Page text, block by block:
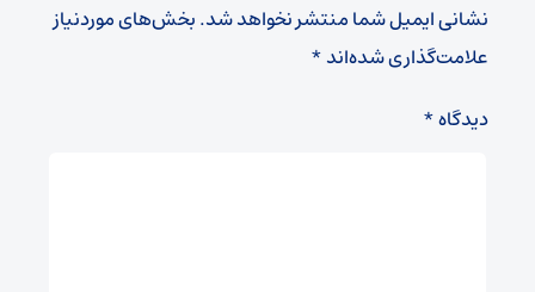
نشانی ایمیل شما منتشر نخواهد شد.بخش‌های موردنیاز
علامت‌گذاری شده‌اند*
دیدگاه*